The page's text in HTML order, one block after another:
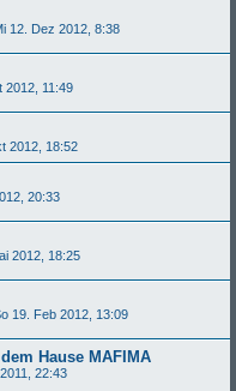
12. Dez 2012, 8:38
2012, 11:49
2012, 18:52
20:33
2012, 18:25
19. Feb 2012, 13:09
Hause MAFIMA
22:43